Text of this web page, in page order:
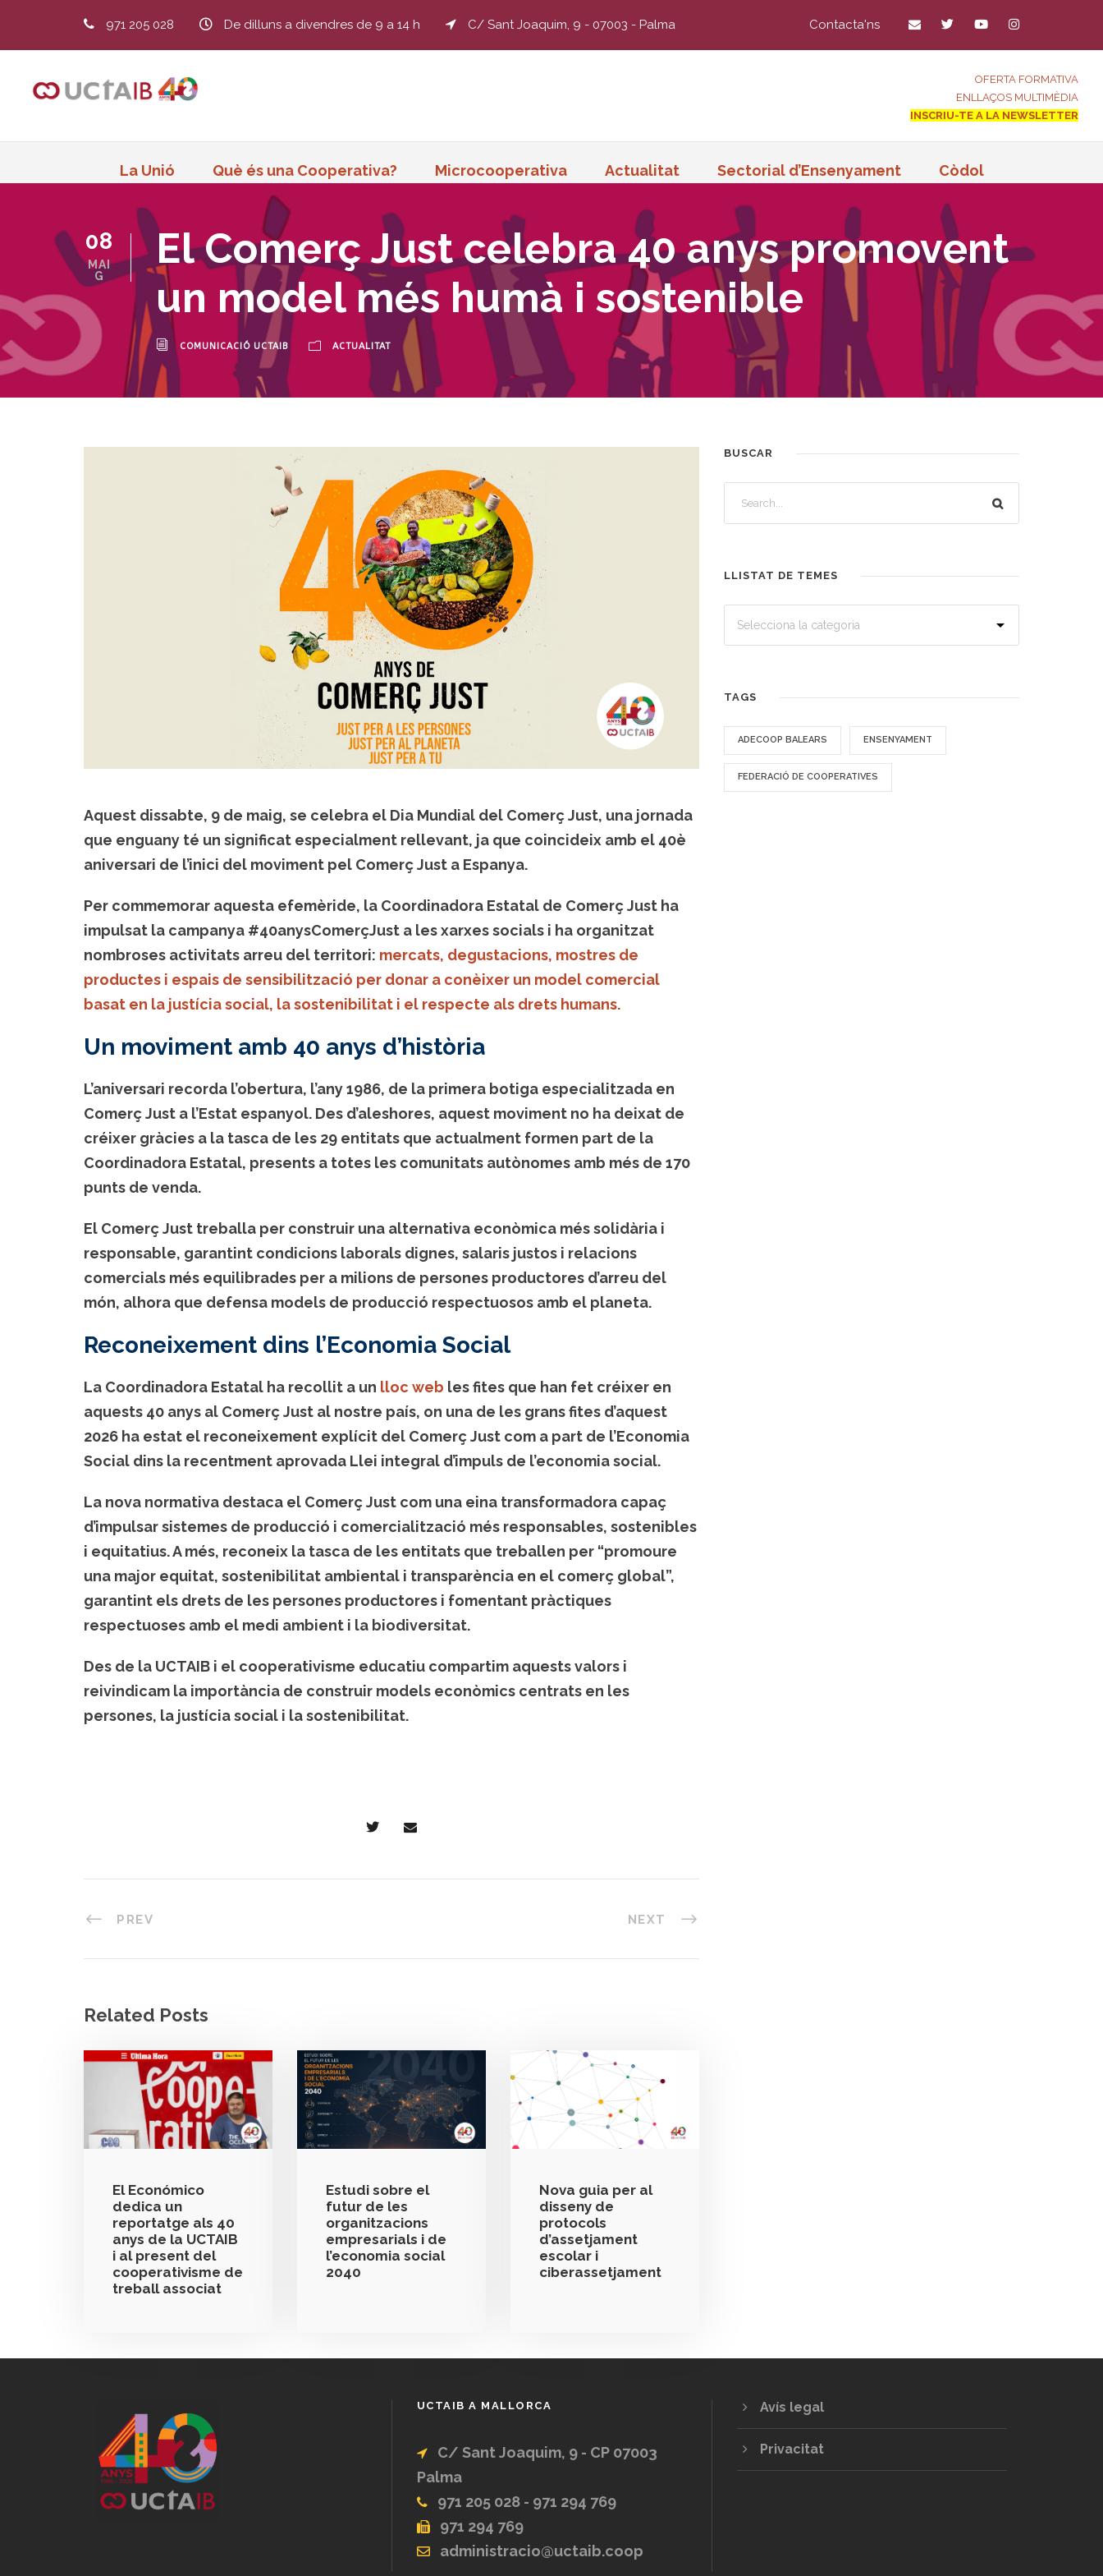
971 205 028 De dilluns a divendres de 9 a 14 h C/ Sant Joaquim, 9 - 07003 - Palma Contacta'ns
OFERTA FORMATIVA
ENLLAÇOS MULTIMÈDIA
INSCRIU-TE A LA NEWSLETTER
La Unió Què és una Cooperativa? Microcooperativa Actualitat Sectorial d’Ensenyament Còdol
08
MAI
G
El Comerç Just celebra 40 anys promovent
un model més humà i sostenible
COMUNICACIÓ UCTAIB ACTUALITAT
Aquest dissabte, 9 de maig, se celebra el Dia Mundial del Comerç Just, una jornada
que enguany té un significat especialment rellevant, ja que coincideix amb el 40è
aniversari de l’inici del moviment pel Comerç Just a Espanya.
Per commemorar aquesta efemèride, la Coordinadora Estatal de Comerç Just ha
impulsat la campanya #40anysComerçJust a les xarxes socials i ha organitzat
nombroses activitats arreu del territori: mercats, degustacions, mostres de
productes i espais de sensibilització per donar a conèixer un model comercial
basat en la justícia social, la sostenibilitat i el respecte als drets humans.
Un moviment amb 40 anys d’història
L’aniversari recorda l’obertura, l’any 1986, de la primera botiga especialitzada en
Comerç Just a l’Estat espanyol. Des d’aleshores, aquest moviment no ha deixat de
créixer gràcies a la tasca de les 29 entitats que actualment formen part de la
Coordinadora Estatal, presents a totes les comunitats autònomes amb més de 170
punts de venda.
El Comerç Just treballa per construir una alternativa econòmica més solidària i
responsable, garantint condicions laborals dignes, salaris justos i relacions
comercials més equilibrades per a milions de persones productores d’arreu del
món, alhora que defensa models de producció respectuosos amb el planeta.
Reconeixement dins l’Economia Social
La Coordinadora Estatal ha recollit a un lloc web les fites que han fet créixer en
aquests 40 anys al Comerç Just al nostre país, on una de les grans fites d’aquest
2026 ha estat el reconeixement explícit del Comerç Just com a part de l’Economia
Social dins la recentment aprovada Llei integral d’impuls de l’economia social.
La nova normativa destaca el Comerç Just com una eina transformadora capaç
d’impulsar sistemes de producció i comercialització més responsables, sostenibles
i equitatius. A més, reconeix la tasca de les entitats que treballen per “promoure
una major equitat, sostenibilitat ambiental i transparència en el comerç global”,
garantint els drets de les persones productores i fomentant pràctiques
respectuoses amb el medi ambient i la biodiversitat.
Des de la UCTAIB i el cooperativisme educatiu compartim aquests valors i
reivindicam la importància de construir models econòmics centrats en les
persones, la justícia social i la sostenibilitat.
PREV NEXT
Related Posts
El Económico
dedica un
reportatge als 40
anys de la UCTAIB
i al present del
cooperativisme de
treball associat
Estudi sobre el
futur de les
organitzacions
empresarials i de
l’economia social
2040
Nova guia per al
disseny de
protocols
d’assetjament
escolar i
ciberassetjament
BUSCAR
LLISTAT DE TEMES
TAGS
ADECOOP BALEARS ENSENYAMENT
FEDERACIÓ DE COOPERATIVES
UCTAIB A MALLORCA
C/ Sant Joaquim, 9 - CP 07003
Palma
971 205 028 - 971 294 769
971 294 769
administracio@uctaib.coop
Avís legal
Privacitat